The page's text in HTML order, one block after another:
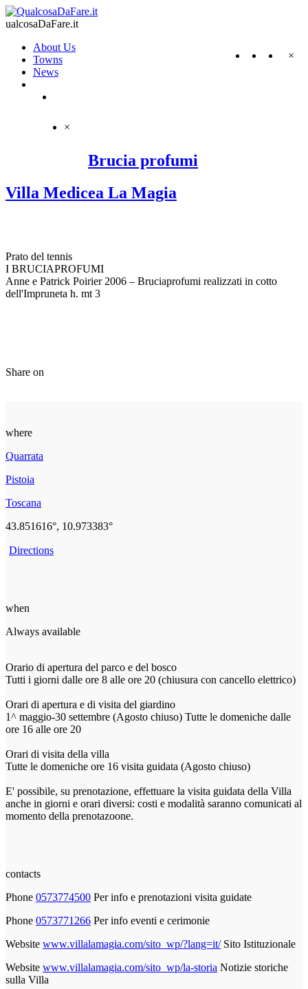
ualcosaDaFare.it
×
About Us
Towns
News
×
Brucia profumi
Villa Medicea La Magia
Prato del tennis
I BRUCIAPROFUMI
Anne e Patrick Poirier 2006 – Bruciaprofumi realizzati in cotto
dell'Impruneta h. mt 3
Share on
where
Quarrata
Pistoia
Toscana
43.851616°, 10.973383°
Directions
when
Always available
Orario di apertura del parco e del bosco
Tutti i giorni dalle ore 8 alle ore 20 (chiusura con cancello elettrico)
Orari di apertura e di visita del giardino
1^ maggio-30 settembre (Agosto chiuso) Tutte le domeniche dalle
ore 16 alle ore 20
Orari di visita della villa
Tutte le domeniche ore 16 visita guidata (Agosto chiuso)
E' possibile, su prenotazione, effettuare la visita guidata della Villa
anche in giorni e orari diversi: costi e modalità saranno comunicati al
momento della prenotazoone.
contacts
Phone 0573774500 Per info e prenotazioni visita guidate
Phone 0573771266 Per info eventi e cerimonie
Website www.villalamagia.com/sito_wp/?lang=it/ Sito Istituzionale
Website www.villalamagia.com/sito_wp/la-storia Notizie storiche
sulla Villa